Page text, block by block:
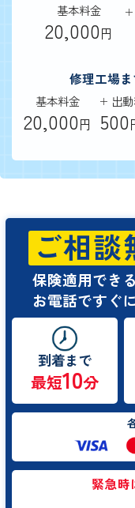
基本料金
20,000円
修理工場ま
基本料金
20,000円
出
500
ご相談
保険適用でき
お電話ですぐ
到着まで
最短10分
緊急時